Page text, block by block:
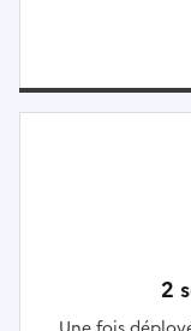
2